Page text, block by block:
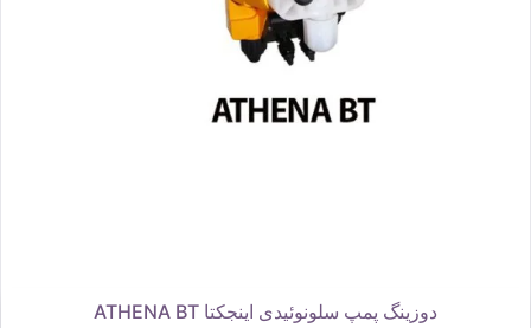
دوزینگ پمپ سلونوئیدی اینجکتا ATHENA BT